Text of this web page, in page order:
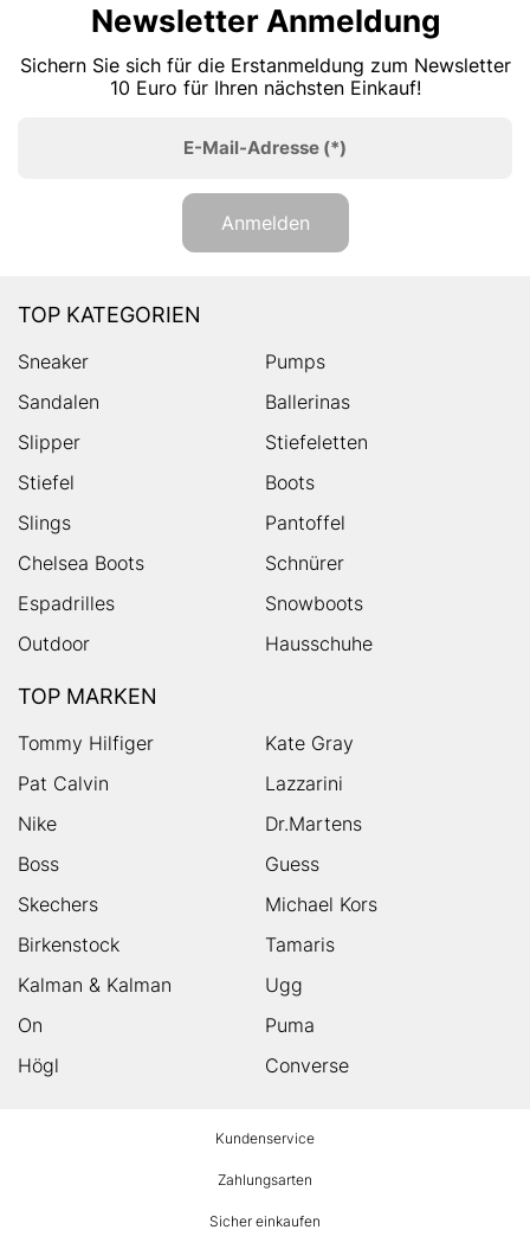
Newsletter Anmeldung
Sichern Sie sich für die Erstanmeldung zum Newsletter
10 Euro für Ihren nächsten Einkauf!
E-Mail-Adresse (*)
Anmelden
TOP KATEGORIEN
Sneaker
Pumps
Sandalen
Ballerinas
Slipper
Stiefeletten
Stiefel
Boots
Slings
Pantoffel
Chelsea Boots
Schnürer
Espadrilles
Snowboots
Outdoor
Hausschuhe
TOP MARKEN
Tommy Hilfiger
Kate Gray
Pat Calvin
Lazzarini
Nike
Dr.Martens
Boss
Guess
Skechers
Michael Kors
Birkenstock
Tamaris
Kalman & Kalman
Ugg
On
Puma
Högl
Converse
Kundenservice
Zahlungsarten
Sicher einkaufen